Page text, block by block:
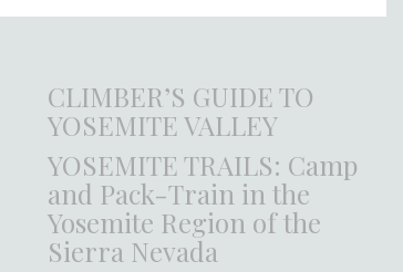
CLIMBER’S GUIDE TO
YOSEMITE VALLEY
YOSEMITE TRAILS: Camp
and Pack-Train in the
Yosemite Region of the
Sierra Nevada